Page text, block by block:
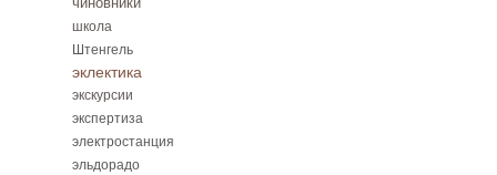
школа
Штенгель
эклектика
экскурсии
экспертиза
электростанция
эльдорадо